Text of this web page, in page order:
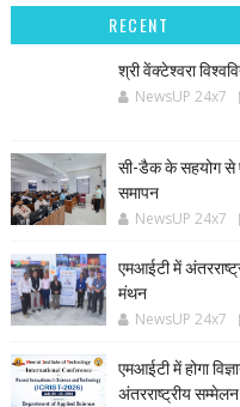
RECENT
श्री वेंक्टेश्वरा
NewsUP 24x7
सी-डैक के सहयोग से
समापन
NewsUP 24x7
एमआईटी में
मंथन
NewsUP 24x7
एमआईटी में होगा
अंतरराष्ट्रीय सम्मेलन